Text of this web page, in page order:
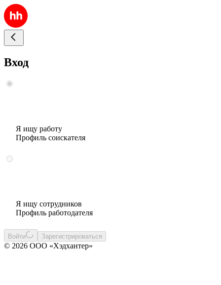
Вход
Я ищу работу
Профиль соискателя
Я ищу сотрудников
Профиль работодателя
Войти Зарегистрироваться
© 2026 ООО «Хэдхантер»